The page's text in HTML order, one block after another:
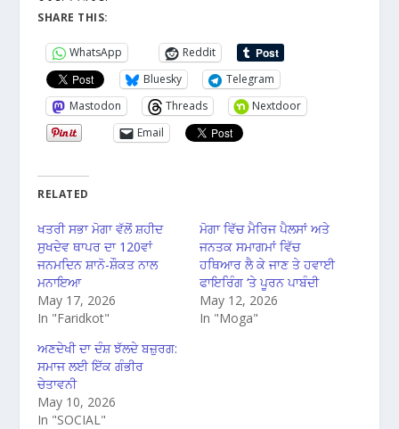
SHARE THIS:
WhatsApp
Reddit
Bluesky
Telegram
Mastodon
Threads
Nextdoor
Email
RELATED
ਖਤਰੀ ਸਭਾ ਮੋਗਾ ਵੱਲੋਂ ਸ਼ਹੀਦ
ਸੁਖਦੇਵ ਥਾਪਰ ਦਾ 120ਵਾਂ
ਜਨਮਦਿਨ ਸ਼ਾਨੋ-ਸ਼ੌਕਤ ਨਾਲ
ਮਨਾਇਆ
May 17, 2026
In "Faridkot"
ਮੋਗਾ ਵਿੱਚ ਮੈਰਿਜ ਪੈਲਸਾਂ ਅਤੇ
ਜਨਤਕ ਸਮਾਗਮਾਂ ਵਿੱਚ
ਹਥਿਆਰ ਲੈ ਕੇ ਜਾਣ ਤੇ ਹਵਾਈ
ਫਾਇਰਿੰਗ ‘ਤੇ ਪੂਰਨ ਪਾਬੰਦੀ
May 12, 2026
In "Moga"
ਅਣਦੇਖੀ ਦਾ ਦੰਸ਼ ਝੱਲਦੇ ਬਜ਼ੁਰਗ:
ਸਮਾਜ ਲਈ ਇੱਕ ਗੰਭੀਰ
ਚੇਤਾਵਨੀ
May 10, 2026
In "SOCIAL"